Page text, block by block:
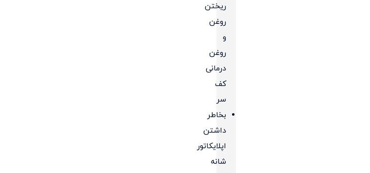
ریختن
روغن
و
روغن
درمانی
کف
سر
بخاطر
داشتن
اپلایکاتور
شانه